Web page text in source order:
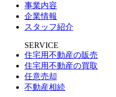
事業内容
企業情報
スタッフ紹介
SERVICE
住宅用不動産の販売
住宅用不動産の買取
任意売却
不動産相続